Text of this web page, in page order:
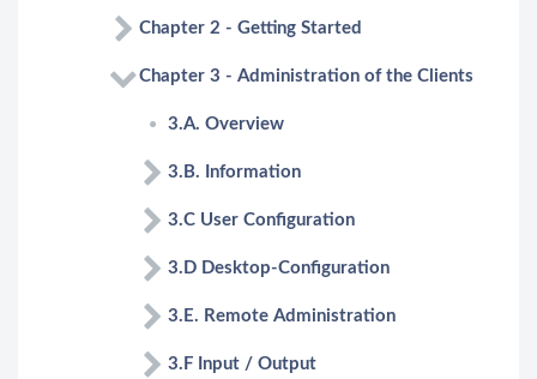
Chapter 2 - Getting Started
Chapter 3 - Administration of the Clients
3.A. Overview
3.B. Information
3.C User Configuration
3.D Desktop-Configuration
3.E. Remote Administration
3.F Input / Output